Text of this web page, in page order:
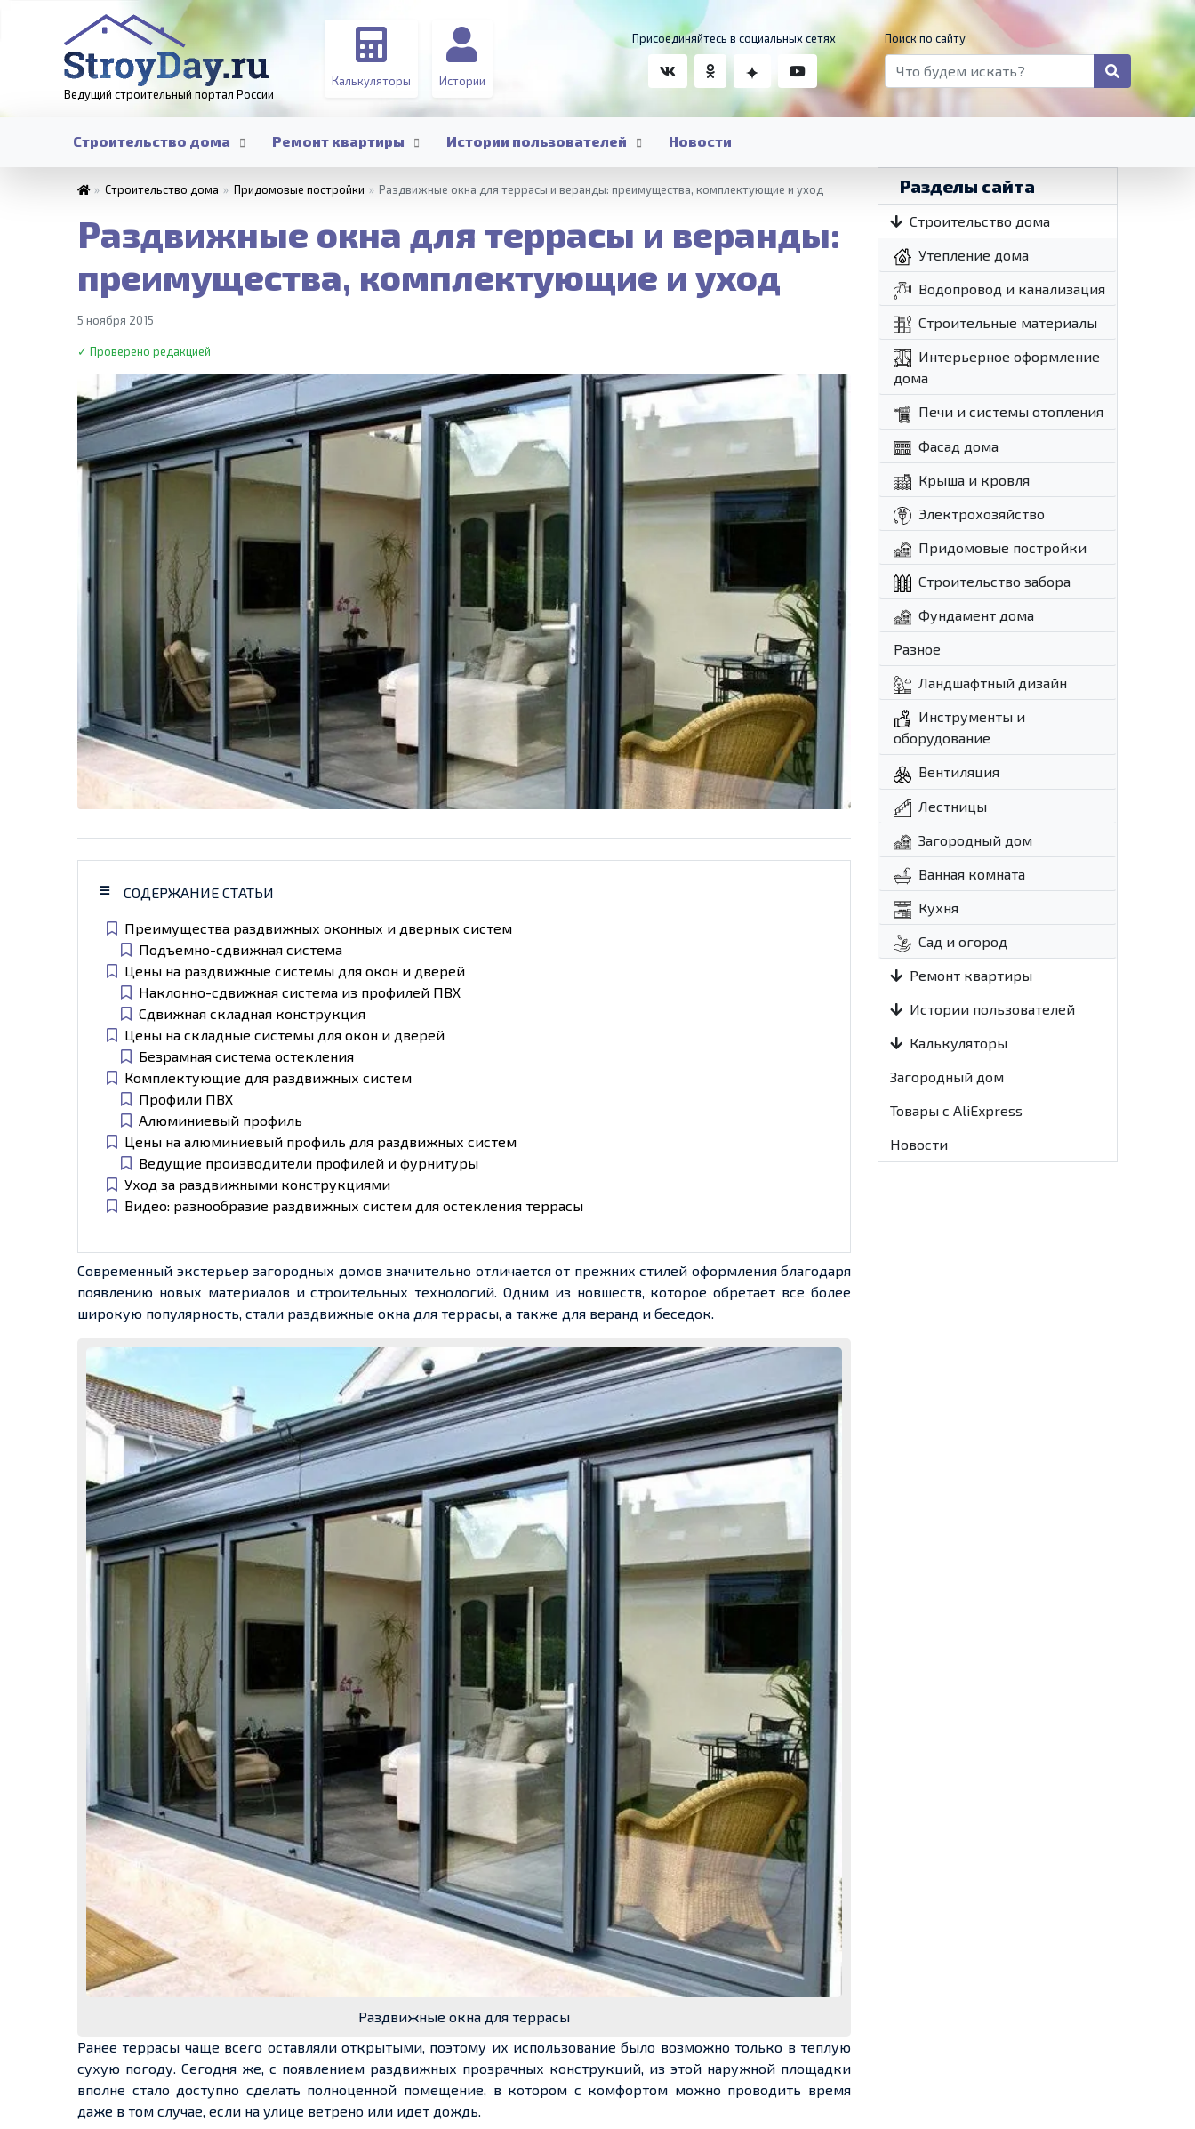
Ведущий строительный портал России
Калькуляторы Истории
Присоединяйтесь в социальных сетях Поиск по сайту
Строительство дома Ремонт квартиры Истории пользователей Новости
» Строительство дома » Придомовые постройки » Раздвижные окна для террасы и веранды: преимущества, комплектующие и уход
Раздвижные окна для террасы и веранды:
преимущества, комплектующие и уход
5 ноября 2015
✓ Проверено редакцией
СОДЕРЖАНИЕ СТАТЬИ
Преимущества раздвижных оконных и дверных систем
Подъемно-сдвижная система
Цены на раздвижные системы для окон и дверей
Наклонно-сдвижная система из профилей ПВХ
Сдвижная складная конструкция
Цены на складные системы для окон и дверей
Безрамная система остекления
Комплектующие для раздвижных систем
Профили ПВХ
Алюминиевый профиль
Цены на алюминиевый профиль для раздвижных систем
Ведущие производители профилей и фурнитуры
Уход за раздвижными конструкциями
Видео: разнообразие раздвижных систем для остекления террасы
Современный экстерьер загородных домов значительно отличается от прежних стилей оформления благодаря
появлению новых материалов и строительных технологий. Одним из новшеств, которое обретает все более
широкую популярность, стали раздвижные окна для террасы, а также для веранд и беседок.
Раздвижные окна для террасы
Ранее террасы чаще всего оставляли открытыми, поэтому их использование было возможно только в теплую
сухую погоду. Сегодня же, с появлением раздвижных прозрачных конструкций, из этой наружной площадки
вполне стало доступно сделать полноценной помещение, в котором с комфортом можно проводить время
даже в том случае, если на улице ветрено или идет дождь.
Разделы сайта
Строительство дома
Утепление дома
Водопровод и канализация
Строительные материалы
Интерьерное оформление
дома
Печи и системы отопления
Фасад дома
Крыша и кровля
Электрохозяйство
Придомовые постройки
Строительство забора
Фундамент дома
Разное
Ландшафтный дизайн
Инструменты и
оборудование
Вентиляция
Лестницы
Загородный дом
Ванная комната
Кухня
Сад и огород
Ремонт квартиры
Истории пользователей
Калькуляторы
Загородный дом
Товары с AliExpress
Новости